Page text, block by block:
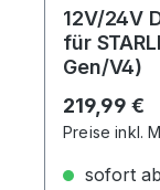
12V/24V
für
Gen/V4)
Regulärer
219,99 €
Preise inkl.
sofort